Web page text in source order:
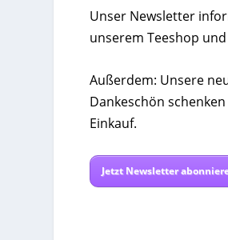
Unser Newsletter
unserem Teeshop
Außerdem: Unsere
Dankeschön
Einkauf.
Jetzt Newsletter